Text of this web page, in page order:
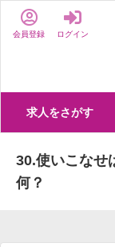
会員登録 ログイン
求人をさがす
詳細条件からさがす
求人特集からさがす
セミナーをさがす
クリエイティブNEXT
クリエイターズファー
e-ラーニング
Fellows Creative
企業研修
お役立ち情報一覧
聞くは一時、聞かぬは
クリエイターのお仕事
クリエイターの声
企業様向けお役立ち情
30.使いこなせ
何？